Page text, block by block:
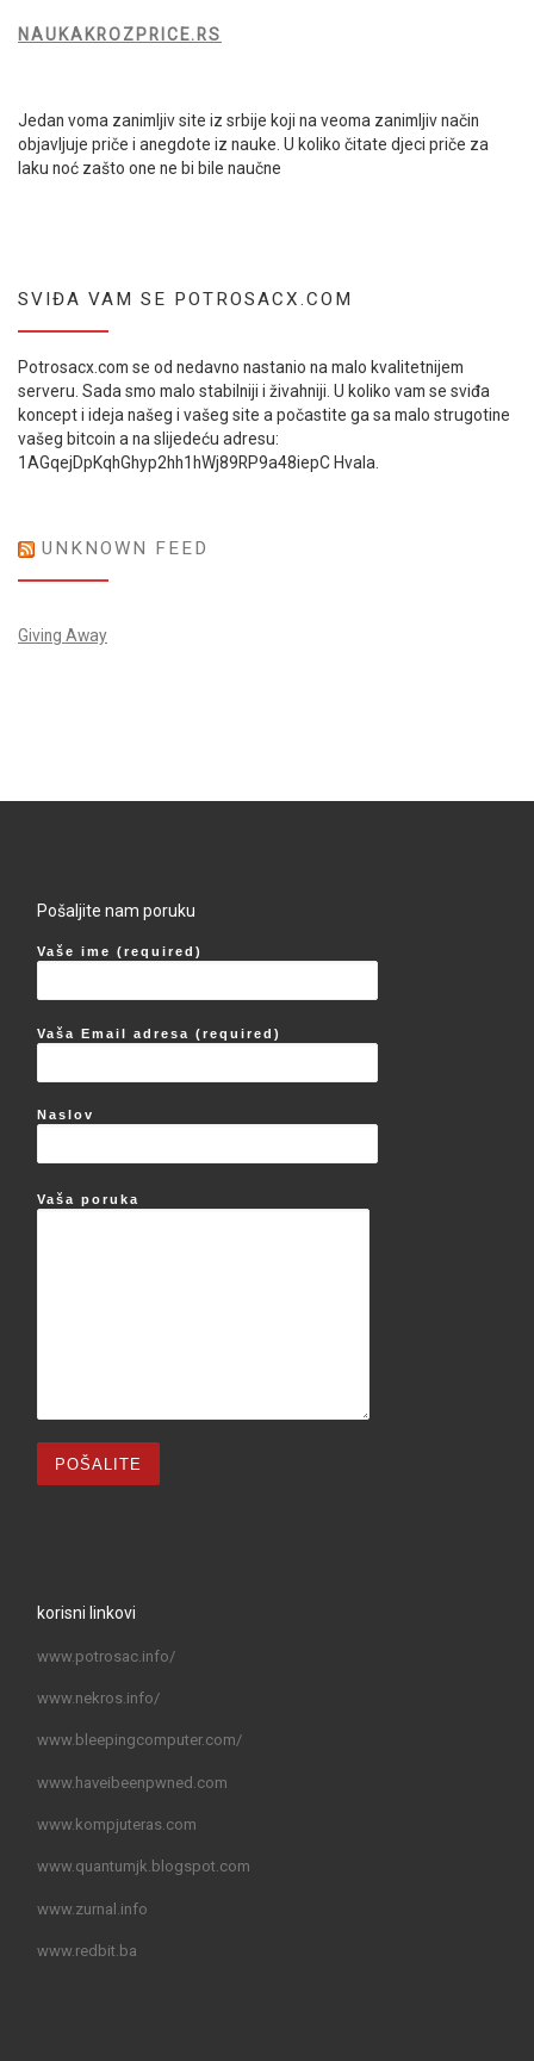
NAUKAKROZPRICE.RS
Jedan voma zanimljiv site iz srbije koji na veoma zanimljiv način
objavljuje priče i anegdote iz nauke. U koliko čitate djeci priče za
laku noć zašto one ne bi bile naučne
SVIĐA VAM SE POTROSACX.COM
Potrosacx.com se od nedavno nastanio na malo kvalitetnijem
serveru. Sada smo malo stabilniji i živahniji. U koliko vam se sviđa
koncept i ideja našeg i vašeg site a počastite ga sa malo strugotine
vašeg bitcoin a na slijedeću adresu:
1AGqejDpKqhGhyp2hh1hWj89RP9a48iepC Hvala.
UNKNOWN FEED
Giving Away
Pošaljite nam poruku
Vaše ime (required)
Vaša Email adresa (required)
Naslov
Vaša poruka
korisni linkovi
www.potrosac.info/
www.nekros.info/
www.bleepingcomputer.com/
www.haveibeenpwned.com
www.kompjuteras.com
www.quantumjk.blogspot.com
www.zurnal.info
www.redbit.ba